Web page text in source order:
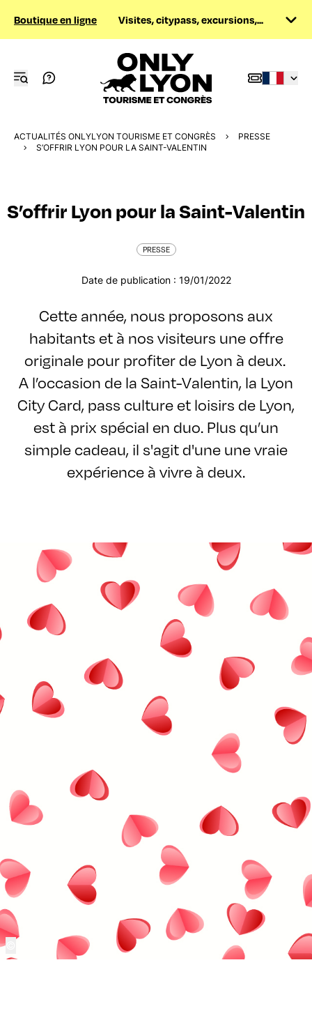
Boutique en ligne Visites, citypass, excursions,...
ACTUALITÉS ONLYLYON TOURISME ET CONGRÈS
PRESSE
S’OFFRIR LYON POUR LA SAINT-VALENTIN
S’offrir Lyon pour la Saint-Valentin
PRESSE
Date de publication : 19/01/2022
Cette année, nous proposons aux
habitants et à nos visiteurs une offre
originale pour profiter de Lyon à deux.
A l’occasion de la Saint-Valentin, la Lyon
City Card, pass culture et loisirs de Lyon,
est à prix spécial en duo. Plus qu’un
simple cadeau, il s'agit d'une une vraie
expérience à vivre à deux.